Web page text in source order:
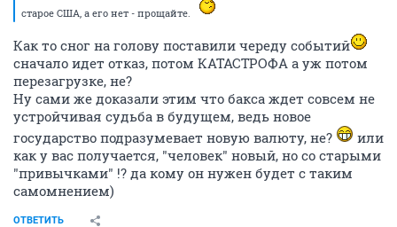
старое США, а его нет - прощайте.
Как то сног на голову поставили череду событий
сначало идет отказ, потом КАТАСТРОФА а уж потом
перезагрузке, не?
Ну сами же доказали этим что бакса ждет совсем не
устройчивая судьба в будущем, ведь новое
государство подразумевает новую валюту, не?
или
как у вас получается, "человек" новый, но со старыми
"привычками" !? да кому он нужен будет с таким
самомнением)
ОТВЕТИТЬ